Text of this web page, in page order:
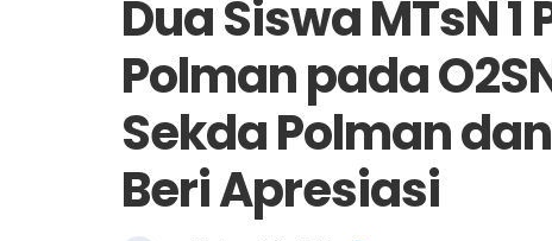
Dua Siswa MTsN
Polman pada
Sekda Polman
Beri Apresiasi